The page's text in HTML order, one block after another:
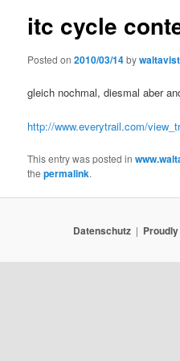
itc cycle
Posted on2010/03/14by
gleich nochmal, diesmal aber
http://www.everytrail.com/
This entry was posted in
thepermalink.
Datenschutz